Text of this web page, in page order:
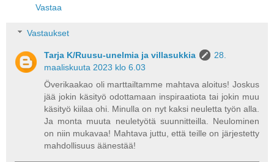
Vastaa
Vastaukset
Tarja K/Ruusu-unelmia ja villasukkia
28.
maaliskuuta 2023 klo 6.03
Överikaakao oli marttailtamme mahtava aloitus! Joskus
jää jokin käsityö odottamaan inspiraatiota tai jokin muu
käsityö kiilaa ohi. Minulla on nyt kaksi neuletta työn alla.
Ja monta muuta neuletyötä suunnitteilla. Neulominen
on niin mukavaa! Mahtava juttu, että teille on järjestetty
mahdollisuus äänestää!